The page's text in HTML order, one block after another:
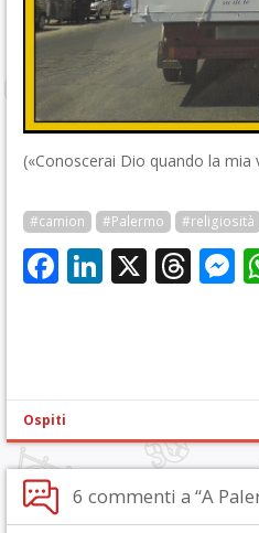
(«Conoscerai Dio quando la
#camion #Palermo #religiosità
Facebook
LinkedIn
X
Ospiti
6 commenti a “A